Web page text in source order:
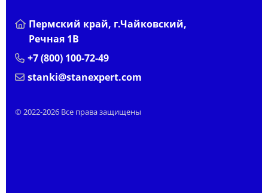
Пермский край, г.Чайковский,
Речная 1В
+7 (800) 100-72-49
stanki@stanexpert.com
© 2022-2026 Все права защищены